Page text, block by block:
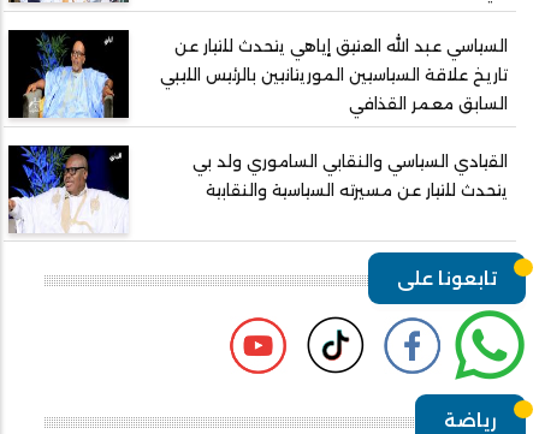
السياسي عبد الله العتيق إياهي يتحدث للتيار عن
تاريخ علاقة السياسيين الموريتانيين بالرئيس الليبي
السابق معمر القذافي
القيادي السياسي والنقابي الساموري ولد بي
يتحدث للتيار عن مسيرته السياسية والنقابية
تابعونا على
رياضة